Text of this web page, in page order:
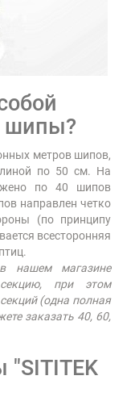
шипы?
метров шипов,
по 50 см. На
по 40 шипов
направлен четко
(по принципу
всесторонняя
магазине
при этом
(одна полная
заказать 40, 60,